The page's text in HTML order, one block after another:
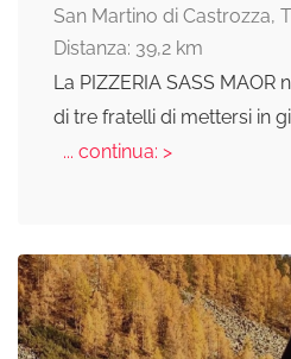
San Martino di Castrozza,
Distanza: 39,2 km
La PIZZERIA SASS MAOR
di tre fratelli di mettersi in
... continua: >